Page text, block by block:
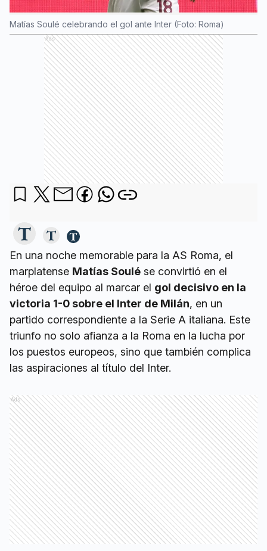
Matías Soulé celebrando el gol ante Inter (Foto: Roma)
Ads
En una noche memorable para la AS Roma, el
marplatense Matías Soulé se convirtió en el
héroe del equipo al marcar el gol decisivo en la
victoria 1-0 sobre el Inter de Milán, en un
partido correspondiente a la Serie A italiana. Este
triunfo no solo afianza a la Roma en la lucha por
los puestos europeos, sino que también complica
las aspiraciones al título del Inter.
Ads